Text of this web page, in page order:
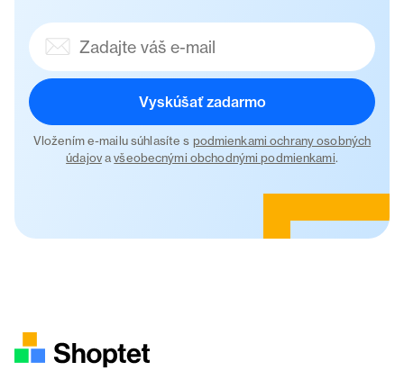
Vyskúšať zadarmo
Vložením e-mailu súhlasíte s podmienkami ochrany osobných
údajovavšeobecnými obchodnými podmienkami.